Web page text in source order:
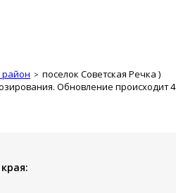
район поселок Советская Речка )
Обновление происходит 4